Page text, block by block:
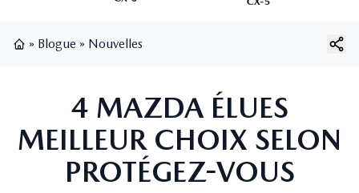
» Blogue » Nouvelles
4 MAZDA ÉLUES
MEILLEUR CHOIX SELON
PROTÉGEZ-VOUS